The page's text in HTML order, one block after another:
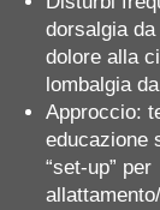
dorsalgia
dolore alla
lombalgia
Approccio:
educazione
“set‑up” per